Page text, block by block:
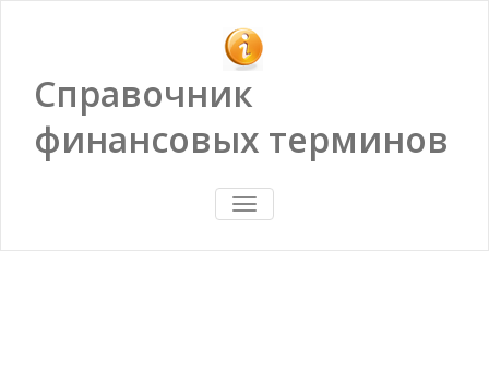
Справочник
финансовых терминов
ПОКАЗАТЬ/
СКРЫТЬ